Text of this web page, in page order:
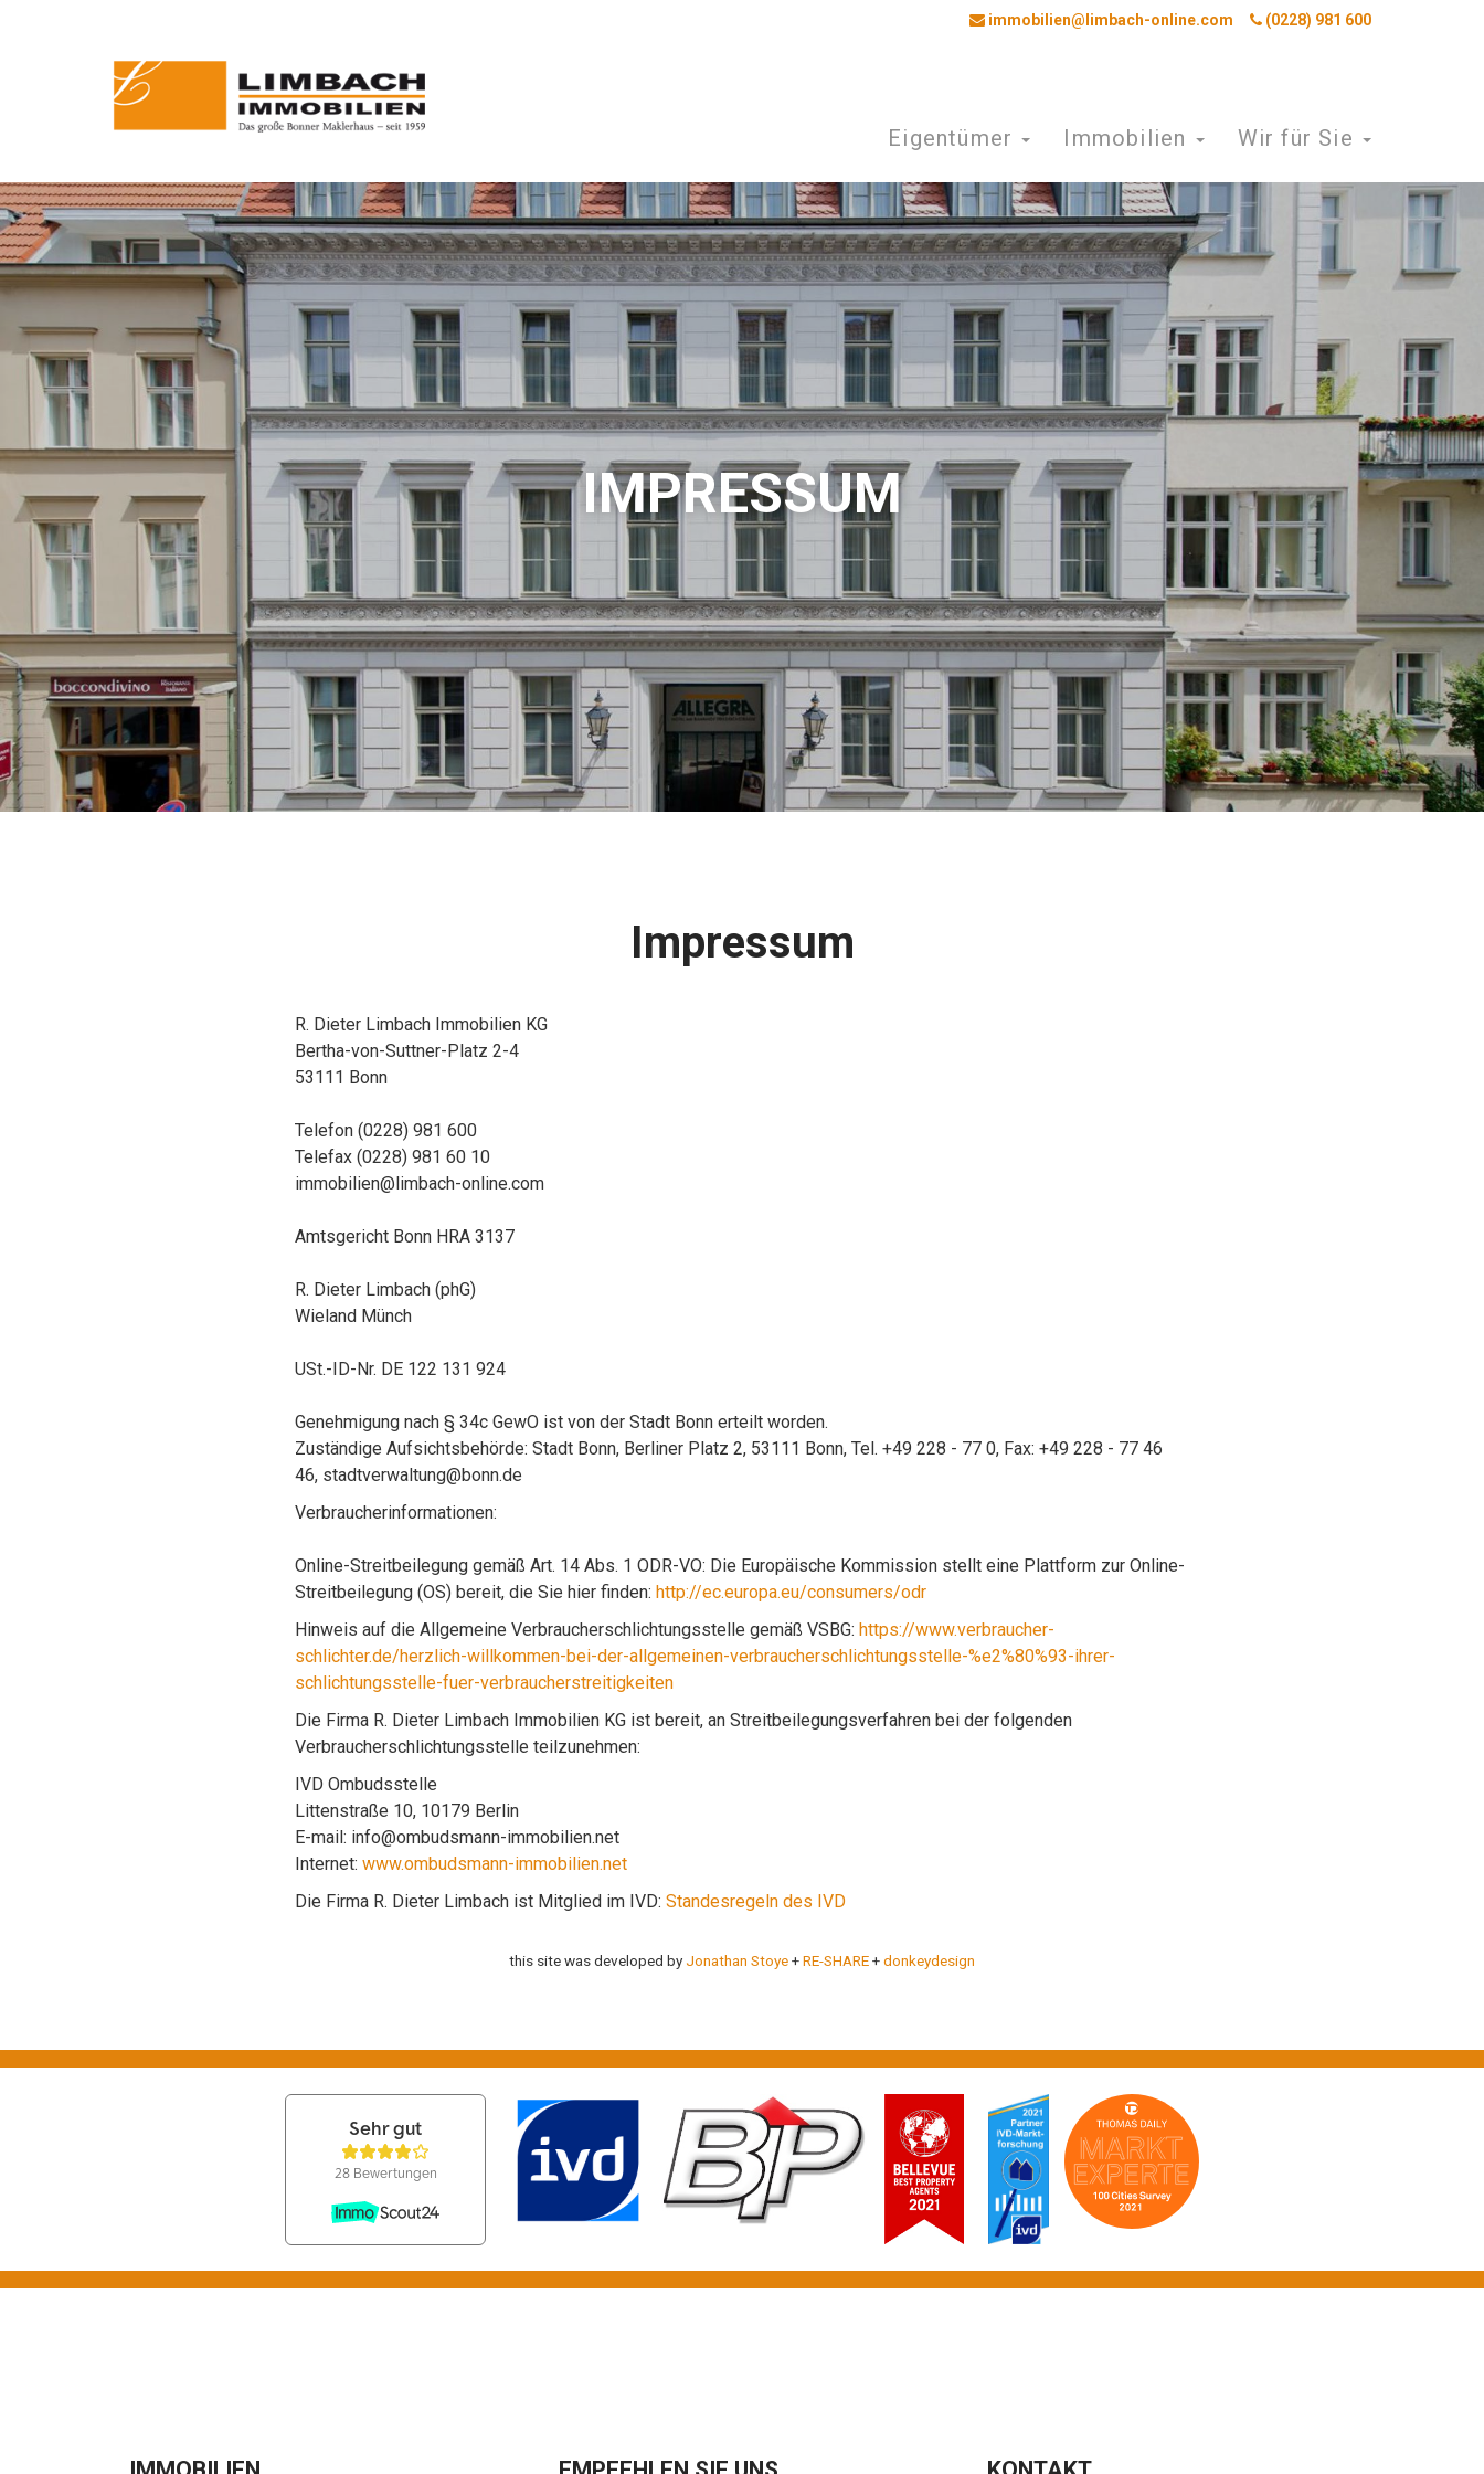
(0228) 981 600
immobilien@limbach-online.com
Eigentümer Immobilien Wir für Sie
IMPRESSUM
Impressum
R. Dieter Limbach Immobilien KG
Bertha-von-Suttner-Platz 2-4
53111 Bonn
Telefon (0228) 981 600
Telefax (0228) 981 60 10
immobilien@limbach-online.com
Amtsgericht Bonn HRA 3137
R. Dieter Limbach (phG)
Wieland Münch
USt.-ID-Nr. DE 122 131 924
Genehmigung nach § 34c GewO ist von der Stadt Bonn erteilt worden.
Zuständige Aufsichtsbehörde: Stadt Bonn, Berliner Platz 2, 53111 Bonn, Tel. +49 228 - 77 0, Fax: +49 228 - 77 46
46, stadtverwaltung@bonn.de
Verbraucherinformationen:
Online-Streitbeilegung gemäß Art. 14 Abs. 1 ODR-VO: Die Europäische Kommission stellt eine Plattform zur Online-
Streitbeilegung (OS) bereit, die Sie hier finden: http://ec.europa.eu/consumers/odr
Hinweis auf die Allgemeine Verbraucherschlichtungsstelle gemäß VSBG: https://www.verbraucher-
schlichter.de/herzlich-willkommen-bei-der-allgemeinen-verbraucherschlichtungsstelle-%e2%80%93-ihrer-
schlichtungsstelle-fuer-verbraucherstreitigkeiten
Die Firma R. Dieter Limbach Immobilien KG ist bereit, an Streitbeilegungsverfahren bei der folgenden
Verbraucherschlichtungsstelle teilzunehmen:
IVD Ombudsstelle
Littenstraße 10, 10179 Berlin
E-mail: info@ombudsmann-immobilien.net
Internet: www.ombudsmann-immobilien.net
Die Firma R. Dieter Limbach ist Mitglied im IVD: Standesregeln des IVD
this site was developed byJonathan Stoye+RE-SHARE+donkeydesign